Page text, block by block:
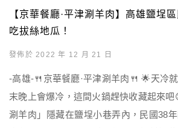
【京華餐廳·平津涮羊肉】高雄鹽埕
吃拔絲地瓜！
發佈於 2022 年 12 月 21 日
-高雄-🍴京華餐廳·平津涮羊肉🍴 🌟天冷
末晚上會爆冷，這間火鍋趕快收藏起來吧
涮羊肉」隱藏在鹽埕小巷弄內，民國38